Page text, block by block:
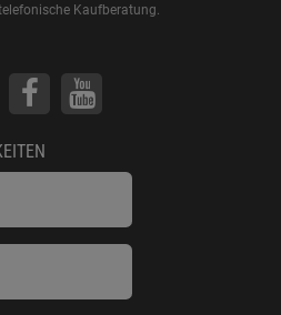
Kaufberatung.